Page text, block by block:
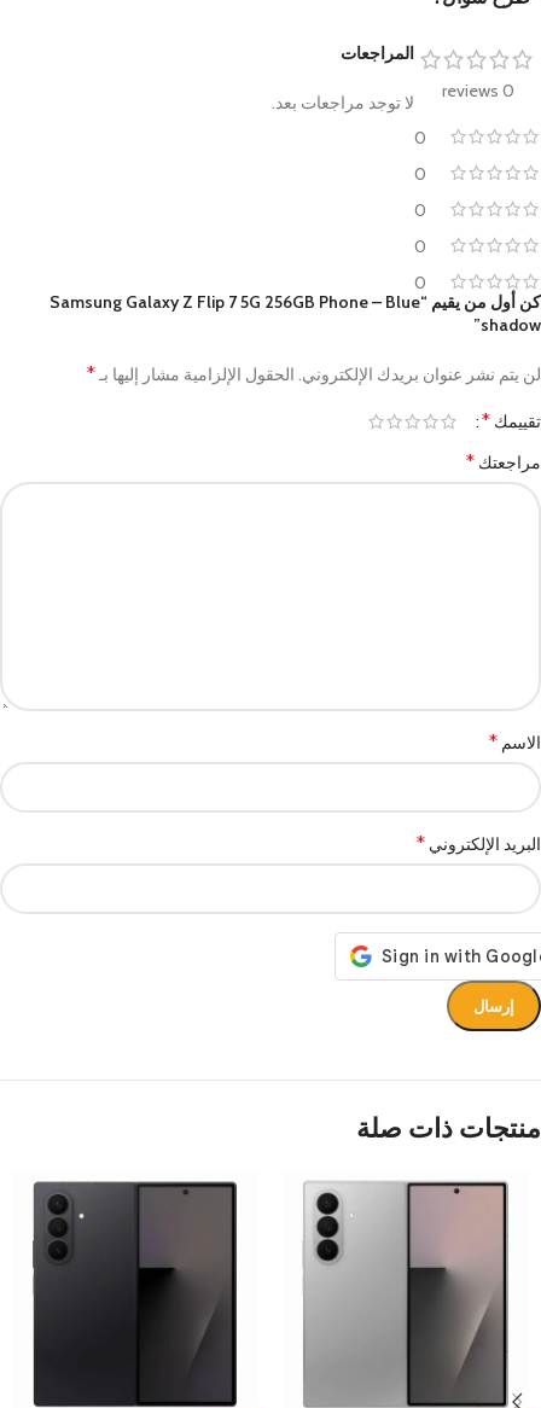
0 reviews
0
0
0
0
0
المراجعات
لا توجد مراجعات بعد.
كن أول من يقيم “Samsung Galaxy Z Flip 7 5G 256GB Phone – Blue
shadow”
لن يتم نشر عنوان بريدك الإلكتروني. الحقول الإلزامية مشار إليها بـ*
تقييمك *
مراجعتك *
الاسم *
البريد الإلكتروني *
منتجات ذات صلة